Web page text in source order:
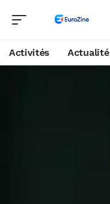
Activités Actualité